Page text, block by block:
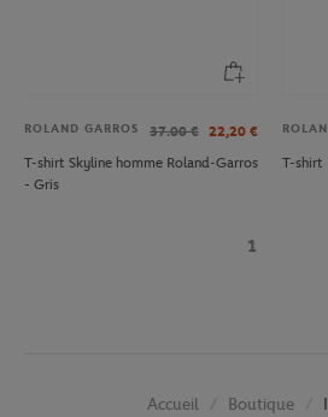
ROLAND GARROS 37.00 € 22,20 €
T-shirt Skyline homme Roland-Garros
- Gris
T-shirt
1
Accueil Boutique